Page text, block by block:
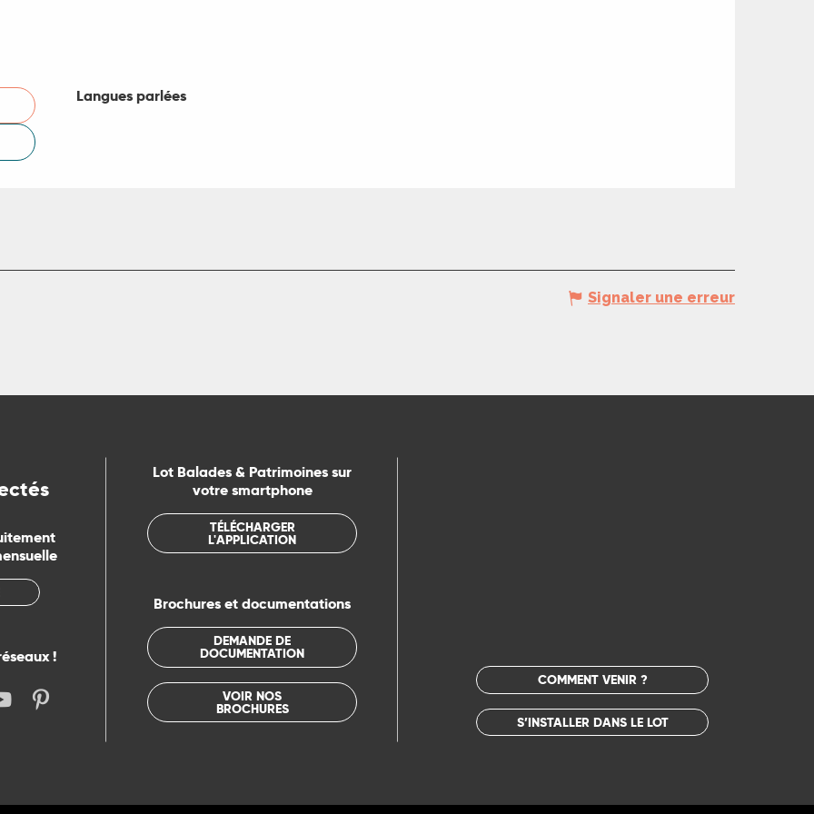
Langues parlées
Langues parlées
Signaler une erreur
!
Lot Balades & Patrimoines sur
votre smartphone
TÉLÉCHARGER
L'APPLICATION
Brochures et documentations
DEMANDE DE
DOCUMENTATION
VOIR NOS
BROCHURES
COMMENT VENIR ?
S’INSTALLER DANS LE LOT